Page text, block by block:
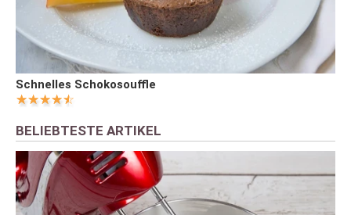
Schnelles Schokosouffle
BELIEBTESTE ARTIKEL